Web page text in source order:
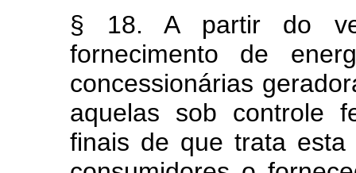
§ 18. A partir do
fornecimento de
concessionárias
aquelas sob controle
finais de que trata